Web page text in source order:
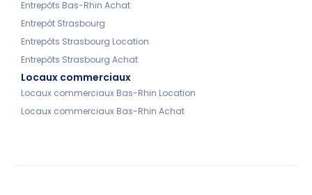
Entrepôts Bas-Rhin Achat
Entrepôt Strasbourg
Entrepôts Strasbourg Location
Entrepôts Strasbourg Achat
Locaux commerciaux
Locaux commerciaux Bas-Rhin Location
Locaux commerciaux Bas-Rhin Achat